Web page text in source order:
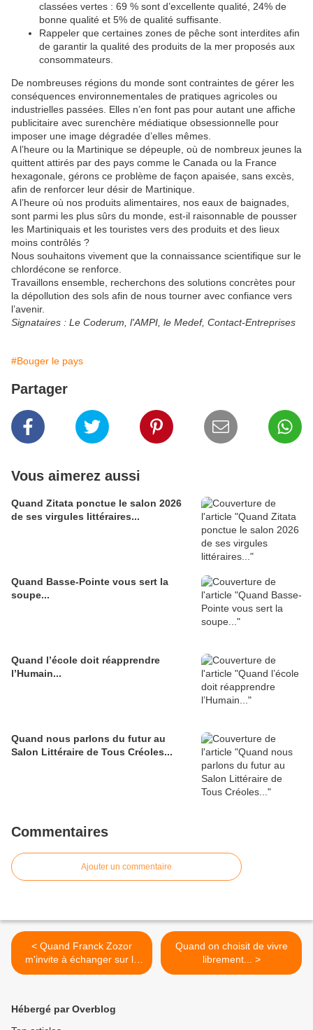
classées vertes : 69 % sont d’excellente qualité, 24% de
bonne qualité et 5% de qualité suffisante.
Rappeler que certaines zones de pêche sont interdites afin
de garantir la qualité des produits de la mer proposés aux
consommateurs.
De nombreuses régions du monde sont contraintes de gérer les
conséquences environnementales de pratiques agricoles ou
industrielles passées. Elles n’en font pas pour autant une affiche
publicitaire avec surenchère médiatique obsessionnelle pour
imposer une image dégradée d’elles mêmes.
A l’heure ou la Martinique se dépeuple, où de nombreux jeunes la
quittent attirés par des pays comme le Canada ou la France
hexagonale, gérons ce problème de façon apaisée, sans excès,
afin de renforcer leur désir de Martinique.
A l’heure où nos produits alimentaires, nos eaux de baignades,
sont parmi les plus sûrs du monde, est-il raisonnable de pousser
les Martiniquais et les touristes vers des produits et des lieux
moins contrôlés ?
Nous souhaitons vivement que la connaissance scientifique sur le
chlordécone se renforce.
Travaillons ensemble, recherchons des solutions concrètes pour
la dépollution des sols afin de nous tourner avec confiance vers
l’avenir.
Signataires : Le Coderum, l'AMPI, le Medef, Contact-Entreprises
#Bouger le pays
Partager
Vous aimerez aussi
Quand Zitata ponctue le salon 2026
de ses virgules littéraires...
Quand Basse-Pointe vous sert la
soupe...
Quand l’école doit réapprendre
l’Humain...
Quand nous parlons du futur au
Salon Littéraire de Tous Créoles...
Commentaires
Ajouter un commentaire
< Quand Franck Zozor
m'invite à échanger sur le
chlordécone...
Quand on choisit de vivre
librement... >
Hébergé par Overblog